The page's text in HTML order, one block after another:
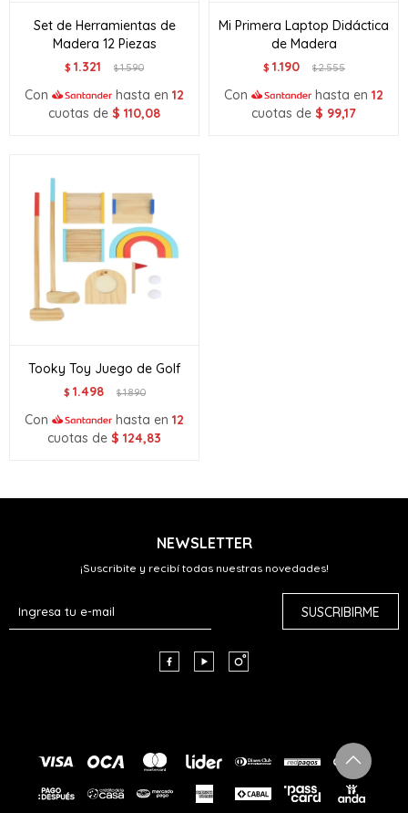
Set de Herramientas de
Madera 12 Piezas
$ 1.321 $1.590
Con hasta en 12
cuotas de $ 110,08
Mi Primera Laptop Didáctica
de Madera
$ 1.190 $2.555
Con hasta en 12
cuotas de $ 99,17
Tooky Toy Juego de Golf
$ 1.498 $1.890
Con hasta en 12
cuotas de $ 124,83
NEWSLETTER
¡Suscribite y recibí todas nuestras novedades!
SUSCRIBIRME
  